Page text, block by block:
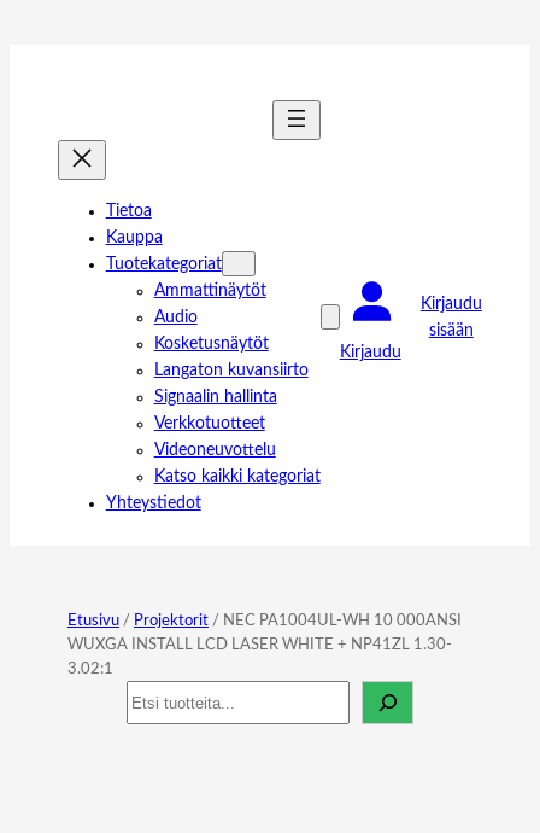
Tietoa
Kauppa
Tuotekategoriat
Ammattinäytöt
Audio
Kosketusnäytöt
Langaton kuvansiirto
Signaalin hallinta
Verkkotuotteet
Videoneuvottelu
Katso kaikki kategoriat
Yhteystiedot
Kirjaudu
Kirjaudu
sisään
Etusivu / Projektorit / NEC PA1004UL-WH 10 000ANSI
WUXGA INSTALL LCD LASER WHITE + NP41ZL 1.30-
3.02:1
Haku